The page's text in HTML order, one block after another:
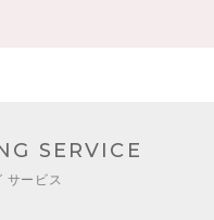
SERVICE
サービス